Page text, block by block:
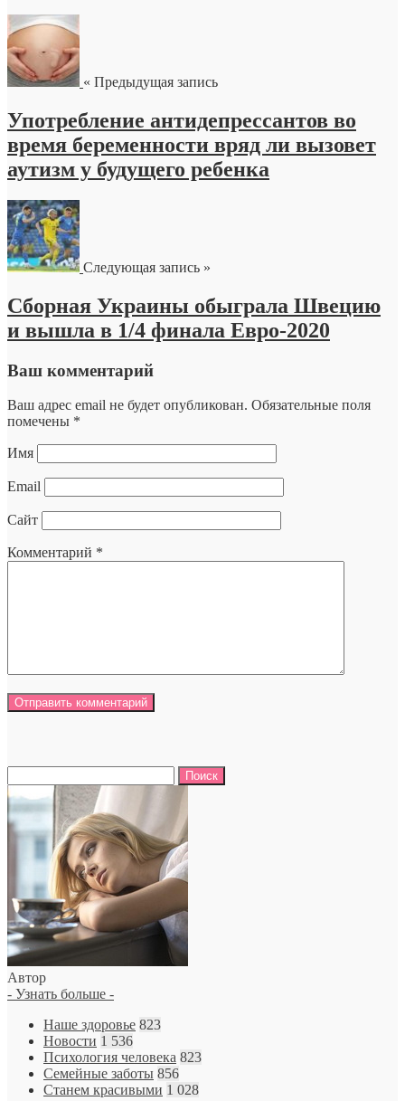
« Предыдущая запись
Употребление антидепрессантов во
время беременности вряд ли вызовет
аутизм у будущего ребенка
Следующая запись »
Сборная Украины обыграла Швецию
и вышла в 1/4 финала Евро-2020
Ваш комментарий
Ваш адрес email не будет опубликован. Обязательные поля
помечены *
Имя
Email
Сайт
Комментарий *
Автор
- Узнать больше -
Наше здоровье 823
Новости 1 536
Психология человека 823
Семейные заботы 856
Станем красивыми 1 028